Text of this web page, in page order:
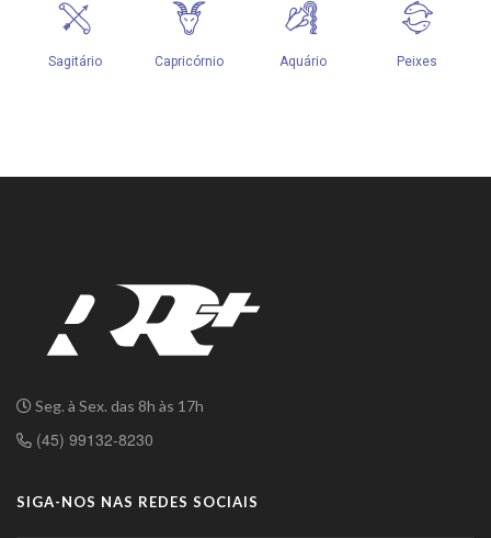
Seg. à Sex. das 8h às 17h
(45) 99132-8230
SIGA-NOS NAS REDES SOCIAIS